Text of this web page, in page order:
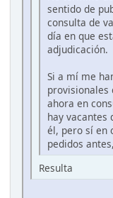
sentido de
consulta de
día en que
adjudicación.
Si a mí me
provisionales
ahora en
hay vacantes
él, pero sí en
pedidos
Resulta